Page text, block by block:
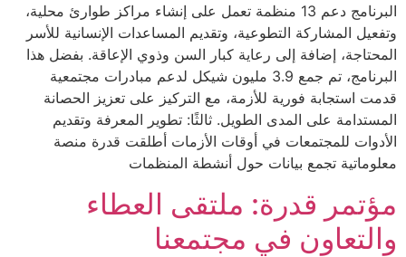
البرنامج دعم 13 منظمة تعمل على إنشاء مراكز طوارئ محلية،
وتفعيل المشاركة التطوعية، وتقديم المساعدات الإنسانية للأسر
المحتاجة، إضافة إلى رعاية كبار السن وذوي الإعاقة. بفضل هذا
البرنامج، تم جمع 3.9 مليون شيكل لدعم مبادرات مجتمعية
قدمت استجابة فورية للأزمة، مع التركيز على تعزيز الحصانة
المستدامة على المدى الطويل. ثالثًا: تطوير المعرفة وتقديم
الأدوات للمجتمعات في أوقات الأزمات أطلقت قدرة منصة
معلوماتية تجمع بيانات حول أنشطة المنظمات
مؤتمر قدرة: ملتقى العطاء
والتعاون في مجتمعنا